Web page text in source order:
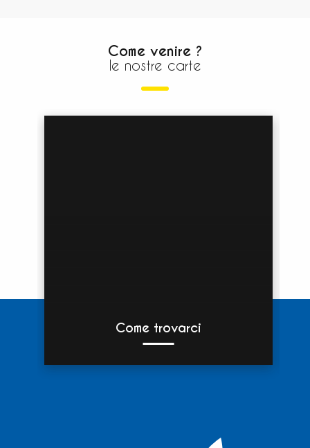
Come venire ?
le nostre carte
Come trovarci